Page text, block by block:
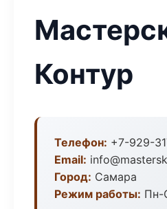
Контур
Телефон: +7-929-
Email:
Город: Самара
Режим работы: Пн-